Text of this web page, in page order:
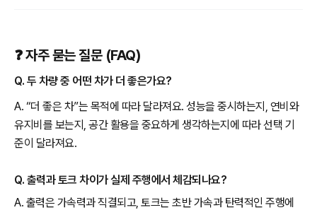
❓ 자주 묻는 질문 (FAQ)
Q. 두 차량 중 어떤 차가 더 좋은가요?
A. “더 좋은 차”는 목적에 따라 달라져요. 성능을 중시하는지, 연비와
유지비를 보는지, 공간 활용을 중요하게 생각하는지에 따라 선택 기
준이 달라져요.
Q. 출력과 토크 차이가 실제 주행에서 체감되나요?
A. 출력은 가속력과 직결되고, 토크는 초반 가속과 탄력적인 주행에